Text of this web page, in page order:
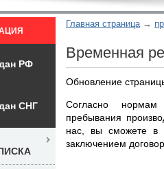
Главная страница
Временная
Обновление
Согласно нормам
пребывания
нас, вы сможете в
заключением
РФ
СНГ